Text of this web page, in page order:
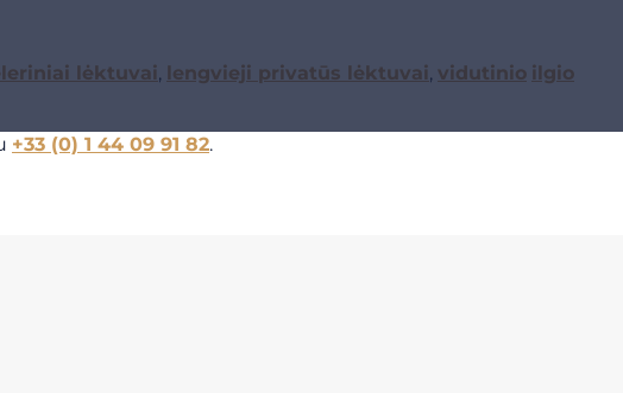
lėktuvai, lengvieji privatūs lėktuvai, vidutinio ilgio
+33 (0) 1 44 09 91 82.